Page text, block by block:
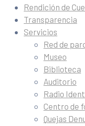
Rendición de
Transparencia
Servicios
Red de
Museo
Biblioteca
Auditorio
Radio
Centro de
Quejas